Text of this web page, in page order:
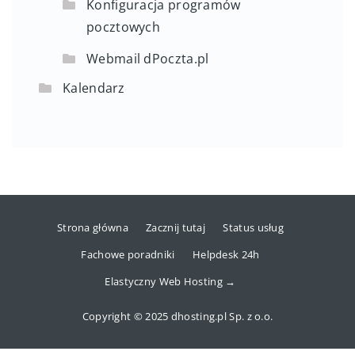
Konfiguracja programów
pocztowych
Webmail dPoczta.pl
Kalendarz
Strona główna Zacznij tutaj
Status usług
Fachowe poradniki
Helpdesk 24h
Elastyczny Web Hosting →
Copyright © 2025 dhosting.pl Sp. z o.o.